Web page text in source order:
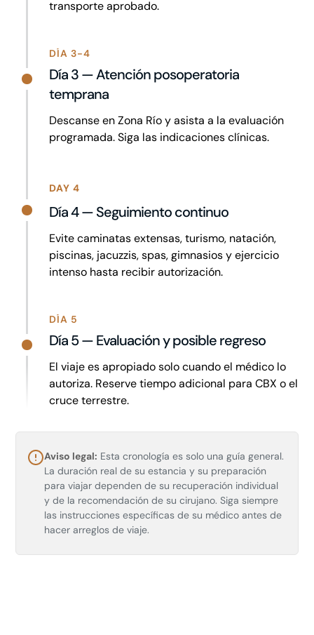
transporte aprobado.
DÍA 3-4
Día 3 — Atención posoperatoria
temprana
Descanse en Zona Río y asista a la evaluación
programada. Siga las indicaciones clínicas.
DAY 4
Día 4 — Seguimiento continuo
Evite caminatas extensas, turismo, natación,
piscinas, jacuzzis, spas, gimnasios y ejercicio
intenso hasta recibir autorización.
DÍA 5
Día 5 — Evaluación y posible regreso
El viaje es apropiado solo cuando el médico lo
autoriza. Reserve tiempo adicional para CBX o el
cruce terrestre.
Aviso legal: Esta cronología es solo una guía general.
La duración real de su estancia y su preparación
para viajar dependen de su recuperación individual
y de la recomendación de su cirujano. Siga siempre
las instrucciones específicas de su médico antes de
hacer arreglos de viaje.